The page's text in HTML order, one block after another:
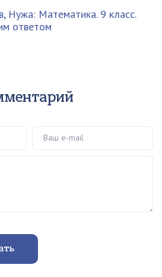
Нужа: Математика. 9 класс.
ответом